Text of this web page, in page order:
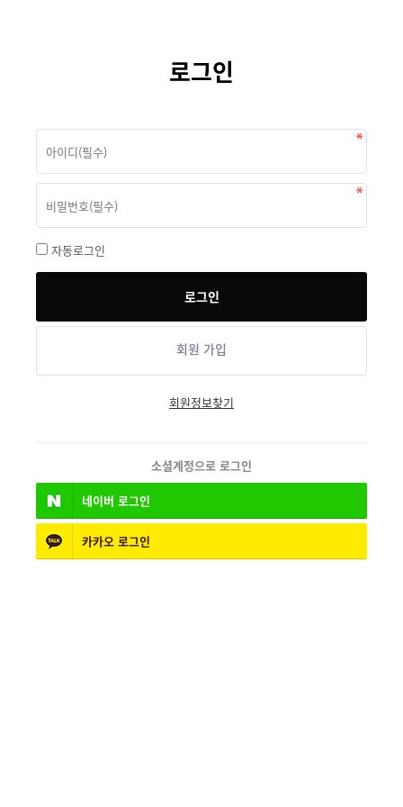
로그인
자동로그인
회원 가입
회원정보찾기
소셜계정으로 로그인
네이버 로그인
카카오 로그인